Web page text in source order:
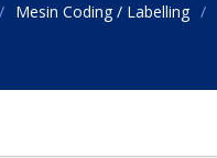
Mesin Coding / Labelling